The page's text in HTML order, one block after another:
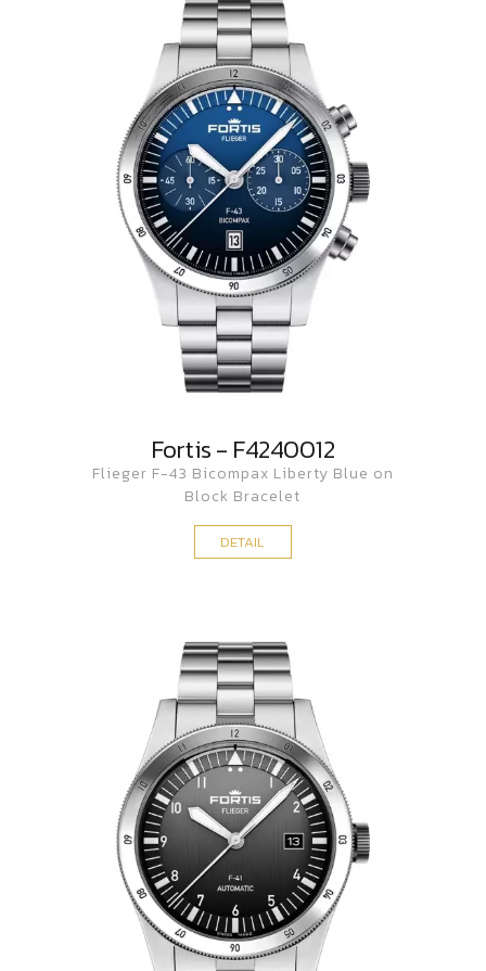
Fortis - F4240012
Flieger F-43 Bicompax Liberty Blue on
Block Bracelet
DETAIL